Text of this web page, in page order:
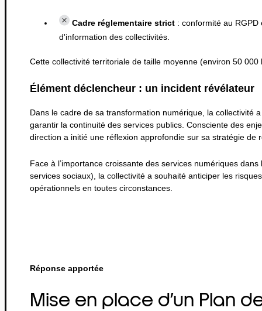
Cadre réglementaire strict : conformité au
d'information des collectivités.
Cette collectivité territoriale de taille moyenne (environ 50
Élément déclencheur : un incident révélateur
Dans le cadre de sa transformation numérique, la collectivité
garantir la continuité des services publics. Consciente des
direction a initié une réflexion approfondie sur sa stratégie de
Face à l’importance croissante des services numériques
services sociaux), la collectivité a souhaité anticiper les
opérationnels en toutes circonstances.
Réponse apportée
Mise en place d’un Plan